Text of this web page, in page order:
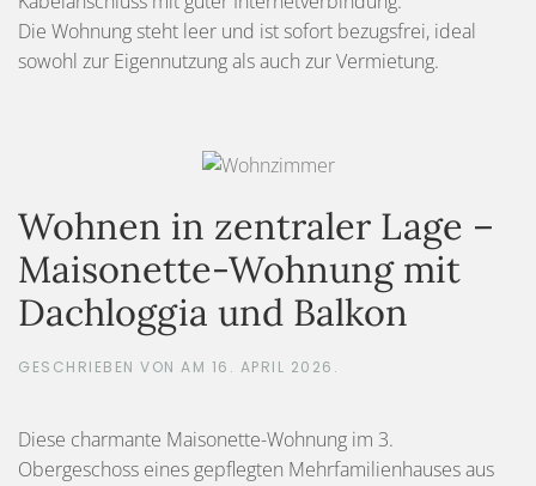
Die Wohnung steht leer und ist sofort bezugsfrei, ideal
sowohl zur Eigennutzung als auch zur Vermietung.
Wohnen in zentraler Lage –
Maisonette-Wohnung mit
Dachloggia und Balkon
GESCHRIEBEN VON AM 16. APRIL 2026 .
Diese charmante Maisonette-Wohnung im 3.
Obergeschoss eines gepflegten Mehrfamilienhauses aus